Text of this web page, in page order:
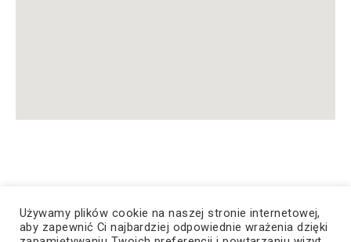
Używamy plików cookie na naszej stronie internetowej,
aby zapewnić Ci najbardziej odpowiednie wrażenia dzięki